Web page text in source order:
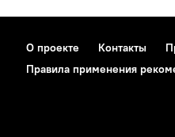
О проекте Контакты
Правила применения